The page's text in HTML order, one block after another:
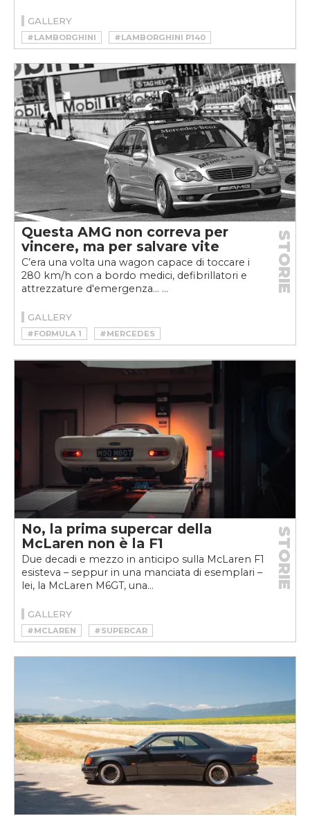
GALLERY
#LAMBORGHINI #LAMBORGHINI P140
Questa AMG non correva per
vincere, ma per salvare vite
C’era una volta una wagon capace di toccare i
280 km/h con a bordo medici, defibrillatori e
attrezzature d'emergenza... ...
STORIE
GALLERY
#FORMULA 1
#MERCEDES
#MOTORSPORT
No, la prima supercar della
McLaren non è la F1
Due decadi e mezzo in anticipo sulla McLaren F1
esisteva – seppur in una manciata di esemplari –
lei, la McLaren M6GT, una...
STORIE
GALLERY
#MCLAREN #SUPERCAR